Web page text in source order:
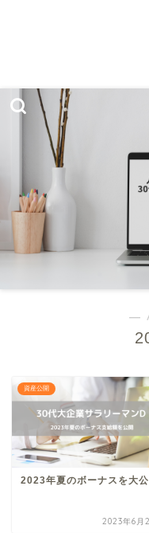
―
資産公開
2023年夏のボーナスを大
2023年6月